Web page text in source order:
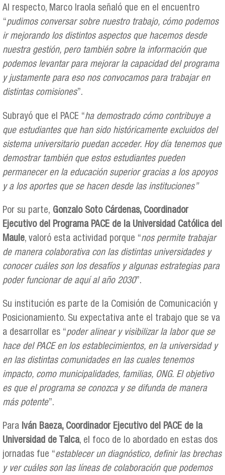
Al respecto, Marco Iraola señaló que en el encuentro
“pudimos conversar sobre nuestro trabajo, cómo podemos
ir mejorando los distintos aspectos que hacemos desde
nuestra gestión, pero también sobre la información que
podemos levantar para mejorar la capacidad del programa
y justamente para eso nos convocamos para trabajar en
distintas comisiones”.
Subrayó que el PACE “ha demostrado cómo contribuye a
que estudiantes que han sido históricamente excluidos del
sistema universitario puedan acceder. Hoy día tenemos que
demostrar también que estos estudiantes pueden
permanecer en la educación superior gracias a los apoyos
y a los aportes que se hacen desde las instituciones”
Por su parte, Gonzalo Soto Cárdenas, Coordinador
Ejecutivo del Programa PACE de la Universidad Católica del
Maule, valoró esta actividad porque “nos permite trabajar
de manera colaborativa con las distintas universidades y
conocer cuáles son los desafíos y algunas estrategias para
poder funcionar de aquí al año 2030”.
Su institución es parte de la Comisión de Comunicación y
Posicionamiento. Su expectativa ante el trabajo que se va
a desarrollar es “poder alinear y visibilizar la labor que se
hace del PACE en los establecimientos, en la universidad y
en las distintas comunidades en las cuales tenemos
impacto, como municipalidades, familias, ONG. El objetivo
es que el programa se conozca y se difunda de manera
más potente”.
Para Iván Baeza, Coordinador Ejecutivo del PACE de la
Universidad de Talca, el foco de lo abordado en estas dos
jornadas fue “establecer un diagnóstico, definir las brechas
y ver cuáles son las líneas de colaboración que podemos